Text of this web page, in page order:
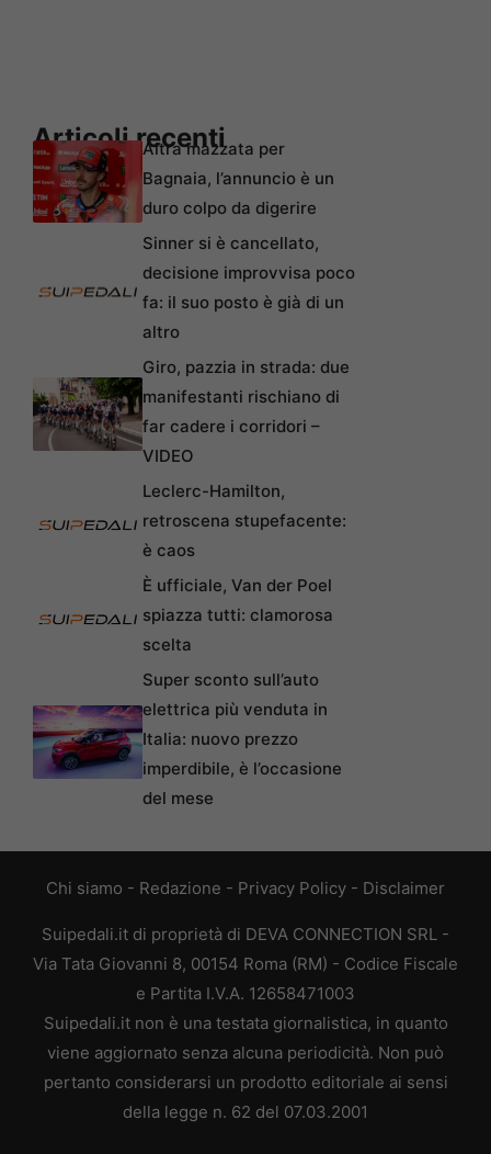
Articoli recenti
Altra mazzata per
Bagnaia, l’annuncio è un
duro colpo da digerire
Sinner si è cancellato,
decisione improvvisa poco
fa: il suo posto è già di un
altro
Giro, pazzia in strada: due
manifestanti rischiano di
far cadere i corridori –
VIDEO
Leclerc-Hamilton,
retroscena stupefacente:
è caos
È ufficiale, Van der Poel
spiazza tutti: clamorosa
scelta
Super sconto sull’auto
elettrica più venduta in
Italia: nuovo prezzo
imperdibile, è l’occasione
del mese
Chi siamo - Redazione - Privacy Policy - Disclaimer
Suipedali.it di proprietà di DEVA CONNECTION SRL -
Via Tata Giovanni 8, 00154 Roma (RM) - Codice Fiscale
e Partita I.V.A. 12658471003
Suipedali.it non è una testata giornalistica, in quanto
viene aggiornato senza alcuna periodicità. Non può
pertanto considerarsi un prodotto editoriale ai sensi
della legge n. 62 del 07.03.2001